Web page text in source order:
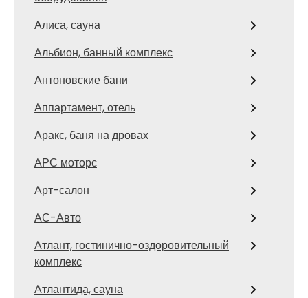
Алиса, сауна
Альбион, банный комплекс
Антоновские бани
Аппартамент, отель
Аракс, баня на дровах
АРС моторс
Арт-салон
АС-Авто
Атлант, гостинично-оздоровительный
комплекс
Атлантида, сауна